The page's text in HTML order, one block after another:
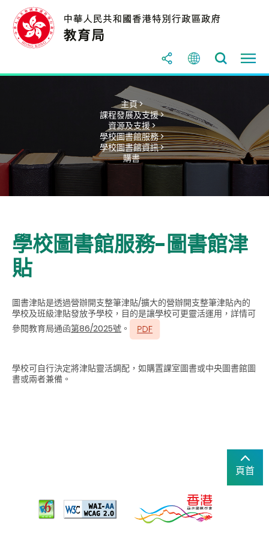
主頁 >
課程發展及支援 >
資源及支援 >
學校圖書館服務 >
學校圖書館資訊 >
購書
學校圖書館服務-圖書館津
貼
圖書津貼是透過營辦開支整筆津貼/擴大的營辦開支整筆津貼內的
學校及班級津貼發放予學校，目的是讓學校可更靈活運用，詳情可
參閱教育局通函第86/2025號 。
學校可自行決定將津貼靈活調配，如購置課室圖書或中央圖書館圖
書或兩者兼備。
頁首